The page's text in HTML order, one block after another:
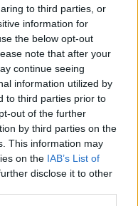
to third parties, or
information for
the below opt-out
note that after your
continue seeing
information utilized by
to third parties prior to
out of the further
by third parties on the
This information may
on the IAB’s List of
disclose it to other
abból az 1 milliárd 155
az Európai Unió vissza
BORULT
EGY AUTÓ A